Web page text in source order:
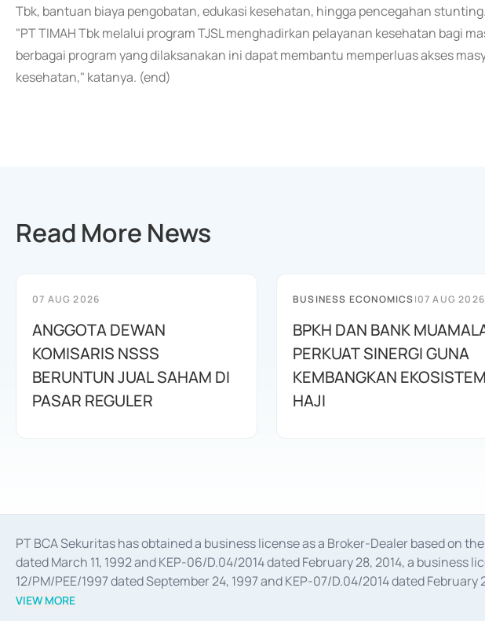
Tbk, bantuan biaya pengobatan, edukasi kesehatan, hingga pencegahan stunting.
"PT TIMAH Tbk melalui program TJSL menghadirkan pelayanan kesehatan bagi
berbagai program yang dilaksanakan ini dapat membantu memperluas akses
kesehatan," katanya. (end)
Read More News
07 AUG 2026
ANGGOTA DEWAN
KOMISARIS NSSS
BERUNTUN JUAL SAHAM DI
PASAR REGULER
BUSINESS ECONOMICS|07 AUG 2026
BPKH DAN BANK
PERKUAT SINERGI GUNA
KEMBANGKAN EKOSISTEM
HAJI
PT BCA Sekuritas has obtained a business license as a Broker-Dealer based on
dated March 11, 1992 and KEP-06/D.04/2014 dated February 28, 2014, a
12/PM/PEE/1997 dated September 24, 1997 and KEP-07/D.04/2014 dated
divestments, and joint ventures based on the decree of the Financial Services
VIEW MORE